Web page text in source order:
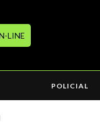
LINE
POLICIAL